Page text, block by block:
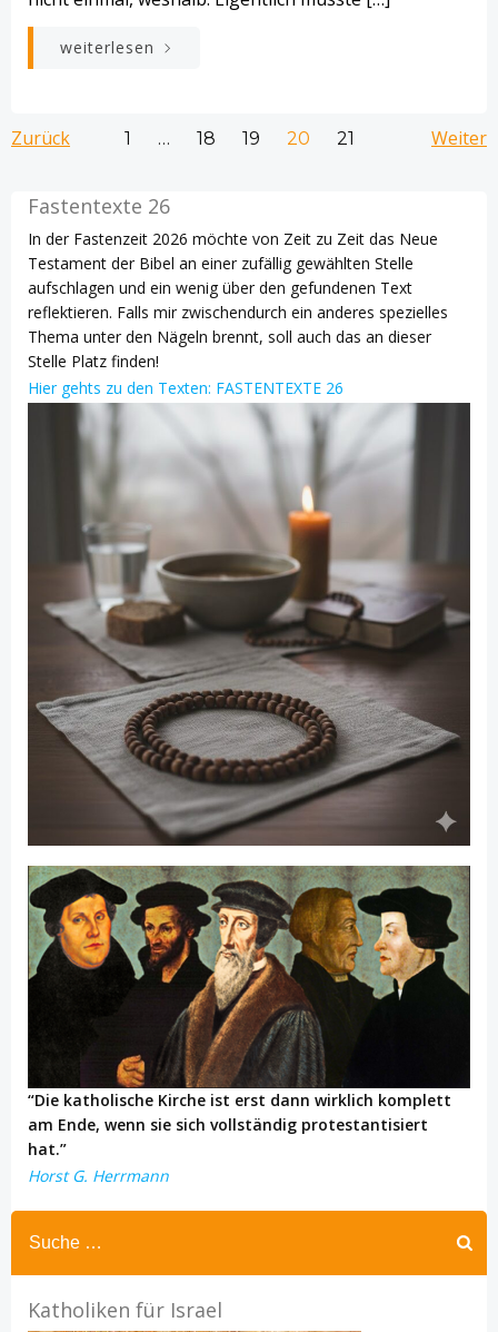
weiterlesen
Beitrags-
Navigation
Zurück
Beitrags-
Navigation
Seite
1 … Seite
18 Seite
19 Seite
20 Seite
21 Weiter
Fastentexte 26
In der Fastenzeit 2026 möchte von Zeit zu Zeit das Neue
Testament der Bibel an einer zufällig gewählten Stelle
aufschlagen und ein wenig über den gefundenen Text
reflektieren. Falls mir zwischendurch ein anderes spezielles
Thema unter den Nägeln brennt, soll auch das an dieser
Stelle Platz finden!
Hier gehts zu den Texten: FASTENTEXTE 26
“Die katholische Kirche ist erst dann wirklich komplett
am Ende, wenn sie sich vollständig protestantisiert
hat.”
Horst G. Herrmann
Katholiken für Israel